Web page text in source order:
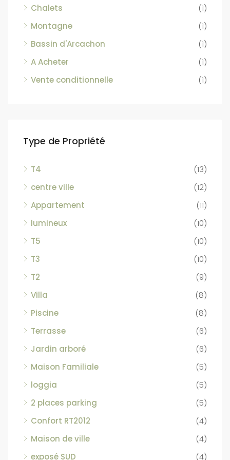
Chalets
(1)
Montagne
(1)
Bassin d'Arcachon
(1)
A Acheter
(1)
Vente conditionnelle
(1)
Type de Propriété
T4
(13)
centre ville
(12)
Appartement
(11)
lumineux
(10)
T5
(10)
T3
(10)
T2
(9)
Villa
(8)
Piscine
(8)
Terrasse
(6)
Jardin arboré
(6)
Maison Familiale
(5)
loggia
(5)
2 places parking
(5)
Confort RT2012
(4)
Maison de ville
(4)
exposé SUD
(4)